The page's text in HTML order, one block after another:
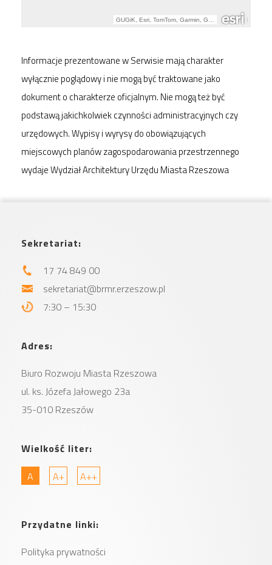
Informacje prezentowane w Serwisie mają charakter
wyłącznie poglądowy i nie mogą być traktowane jako
dokument o charakterze oficjalnym. Nie mogą też być
podstawą jakichkolwiek czynności administracyjnych czy
urzędowych. Wypisy i wyrysy do obowiązujących
miejscowych planów zagospodarowania przestrzennego
wydaje Wydział Architektury Urzędu Miasta Rzeszowa
Sekretariat:
17 74 849 00
sekretariat@brmr.erzeszow.pl
7:30 – 15:30
Adres:
Biuro Rozwoju Miasta Rzeszowa
ul. ks. Józefa Jałowego 23a
35-010 Rzeszów
Wielkość liter:
A
A+ A++
Przydatne linki:
Polityka prywatności